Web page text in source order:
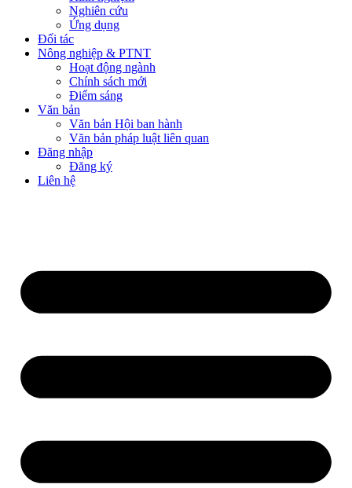
Nghiên cứu
Ứng dụng
Đối tác
Nông nghiệp & PTNT
Hoạt động ngành
Chính sách mới
Điểm sáng
Văn bản
Văn bản Hội ban hành
Văn bản pháp luật liên quan
Đăng nhập
Đăng ký
Liên hệ